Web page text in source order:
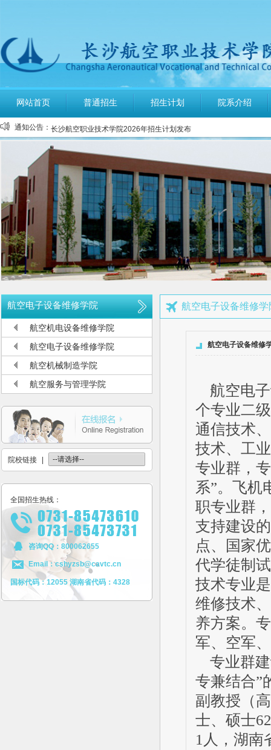
网站首页 普通招生 招生计划 院系介绍
通知公告：
长沙航空职业技术学院空中乘务、机场运行服务与管理报考须知
多少分可报考长沙航空职业技术学院
长沙航空职业技术学院2026年定向培养军士报考须知
长沙航空职业技术学院2026年报考指南
长沙航空职业技术学院2026年招生计划发布
长沙航空职业技术学院2026年招生章程
2026年单招录取分数线及录取名单公示
2026年单独招生一志愿考试成绩查询
关于参加2026年单独招生考试的温馨提示
公布2026年高考招生录取使用电话号码
长沙航空职业技术学院空中乘务、机场运行服务与管理报考须知
多少分可报考长沙航空职业技术学院
长沙航空职业技术学院2026年定向培养军士报考须知
长沙航空职业技术学院2026年报考指南
长沙航空职业技术学院2026年招生计划发布
长沙航空职业技术学院2026年招生章程
2026年单招录取分数线及录取名单公示
2026年单独招生一志愿考试成绩查询
航空电子设备维修学院
航空机电设备维修学院
航空电子设备维修学院
航空机械制造学院
航空服务与管理学院
院校链接
全国招生热线：
咨询QQ：800062655
Email：cshyzsb@cavtc.cn
国标代码：12055 湖南省代码：4328
航空电子设备维修学
航空电子设备维修
航空电
个专业二
通信技术
技术、工
专业群，
系”。飞机
职专业群
支持建设
点、国家
代学徒制
技术专业
维修技术
养方案。
军、空军
专业群
专兼结合”
副教授（
士、硕士
1人，湖南